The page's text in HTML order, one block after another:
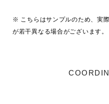
※ こちらはサンプルのため、実
が若干異なる場合がございます。